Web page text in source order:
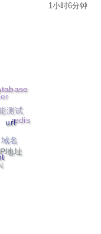
1小时6分钟
地址
url
域名
redis
测试